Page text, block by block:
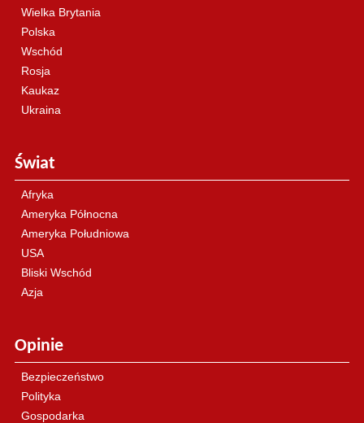
Wielka Brytania
Polska
Wschód
Rosja
Kaukaz
Ukraina
Świat
Afryka
Ameryka Północna
Ameryka Południowa
USA
Bliski Wschód
Azja
Opinie
Bezpieczeństwo
Polityka
Gospodarka